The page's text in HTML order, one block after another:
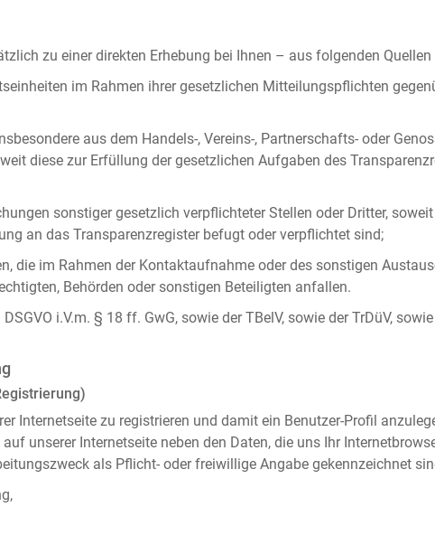
zu einer direkten Erhebung bei Ihnen – aus folgenden
im Rahmen ihrer gesetzlichen Mitteilungspflichten
aus dem Handels-, Vereins-, Partnerschafts- oder
diese zur Erfüllung der gesetzlichen Aufgaben des
sonstiger gesetzlich verpflichteter Stellen oder Dritter,
an das Transparenzregister befugt oder verpflichtet sind;
die im Rahmen der Kontaktaufnahme oder des sonstigen
Behörden oder sonstigen Beteiligten anfallen.
i.V.m. § 18 ff. GwG, sowie der TBelV, sowie der TrDüV,
Internetseite zu registrieren und damit ein Benutzer-Profil
unserer Internetseite neben den Daten, die uns Ihr
als Pflicht- oder freiwillige Angabe gekennzeichnet